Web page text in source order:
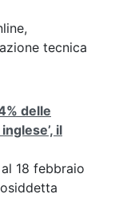
tecnica
delle
il
18 febbraio